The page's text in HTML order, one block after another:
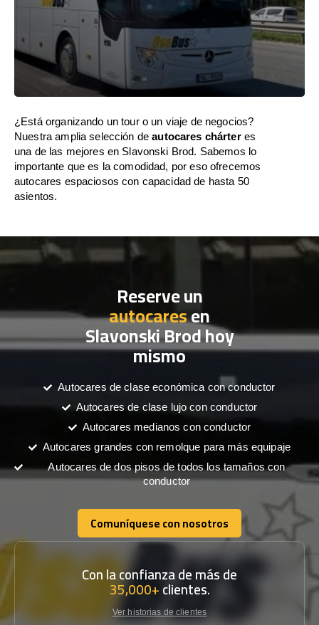
¿Está organizando un tour o un viaje de negocios?
Nuestra amplia selección deautocares chárteres
una de las mejores en Slavonski Brod. Sabemos lo
importante que es la comodidad, por eso ofrecemos
autocares espaciosos con capacidad de hasta 50
asientos.
Reserve un
autocaresen
Slavonski Brod hoy
mismo
Autocares de clase económica con conductor
Autocares de clase lujo con conductor
Autocares medianos con conductor
Autocares grandes con remolque para más equipaje
Autocares de dos pisos de todos los tamaños con
conductor
Comuníquese con nosotros
Comuníquese con nosotros
Con la confianza de más de
35,000+clientes.
Ver historias de clientes